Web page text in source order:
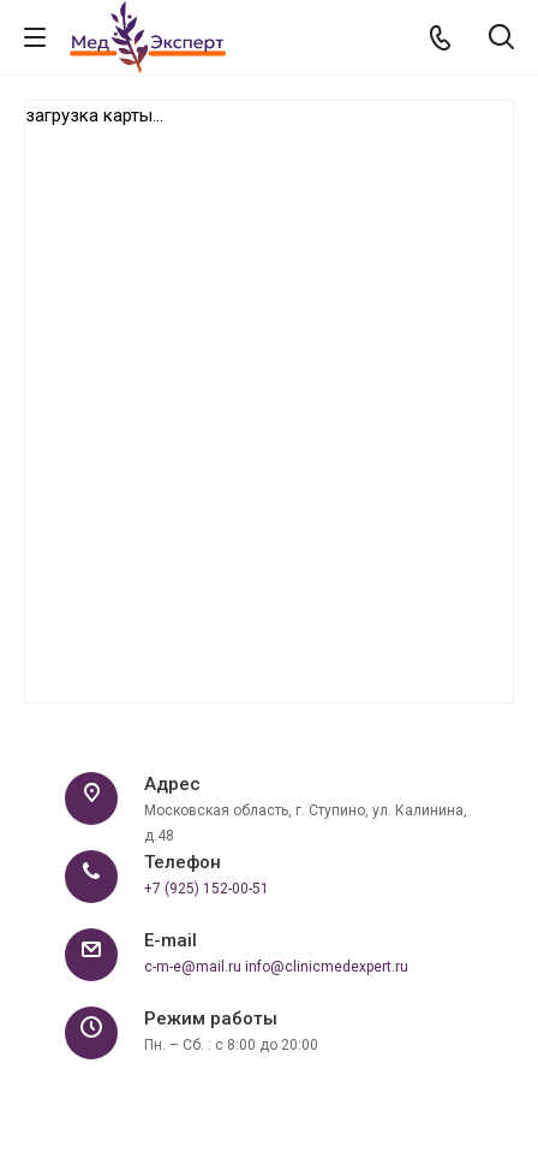
загрузка карты...
Адрес
Московская область, г. Ступино, ул. Калинина,
д.48
Телефон
+7 (925) 152-00-51
E-mail
c-m-e@mail.ru info@clinicmedexpert.ru
Режим работы
Пн. – Сб. : с 8:00 до 20:00